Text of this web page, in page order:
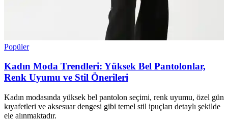
Popüler
Kadın Moda Trendleri: Yüksek Bel Pantolonlar,
Renk Uyumu ve Stil Önerileri
Kadın modasında yüksek bel pantolon seçimi, renk uyumu, özel gün
kıyafetleri ve aksesuar dengesi gibi temel stil ipuçları detaylı şekilde
ele alınmaktadır.